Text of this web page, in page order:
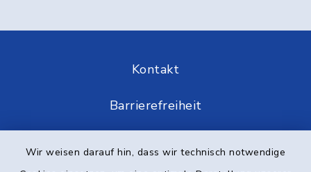
Wir weisen darauf hin, dass wir technisch notwendige
Kontakt
Barrierefreiheit